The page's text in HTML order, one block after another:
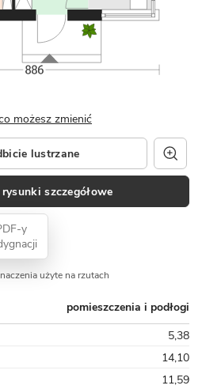
możesz zmienić
lustrzane
szczegółowe
y
użyte na rzutach
pomieszczenia i podłogi
5,38
14,10
11,59